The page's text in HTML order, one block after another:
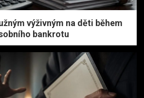
výživným na děti během
bankrotu